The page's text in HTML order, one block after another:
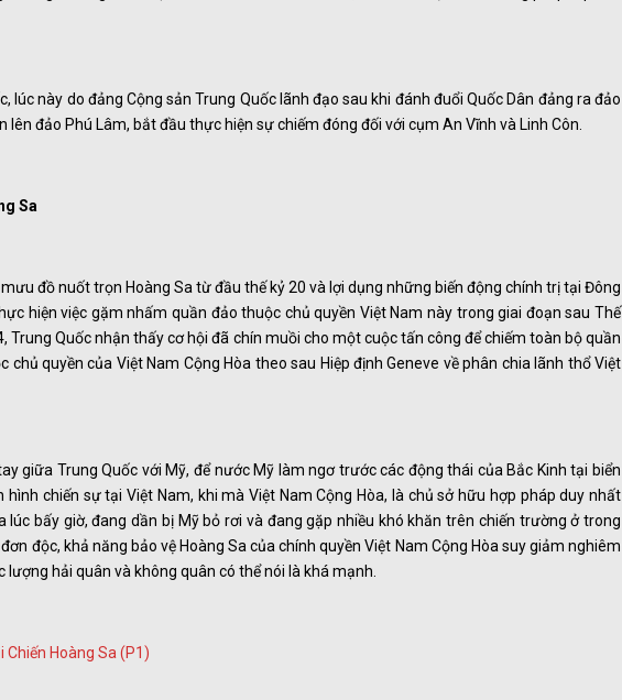
lúc này do đảng Cộng sản Trung Quốc lãnh đạo sau khi đánh đuổi Quốc Dân đảng ra đảo
lên đảo Phú Lâm, bắt đầu thực hiện sự chiếm đóng đối với cụm An Vĩnh và Linh Côn.
Sa
đồ nuốt trọn Hoàng Sa từ đầu thế kỷ 20 và lợi dụng những biến động chính trị tại Đông
hiện việc gặm nhấm quần đảo thuộc chủ quyền Việt Nam này trong giai đoạn sau Thế
Trung Quốc nhận thấy cơ hội đã chín muồi cho một cuộc tấn công để chiếm toàn bộ quần
chủ quyền của Việt Nam Cộng Hòa theo sau Hiệp định Geneve về phân chia lãnh thổ Việt
giữa Trung Quốc với Mỹ, để nước Mỹ làm ngơ trước các động thái của Bắc Kinh tại biển
hình chiến sự tại Việt Nam, khi mà Việt Nam Cộng Hòa, là chủ sở hữu hợp pháp duy nhất
lúc bấy giờ, đang dần bị Mỹ bỏ rơi và đang gặp nhiều khó khăn trên chiến trường ở trong
độc, khả năng bảo vệ Hoàng Sa của chính quyền Việt Nam Cộng Hòa suy giảm nghiêm
hải quân và không quân có thể nói là khá mạnh.